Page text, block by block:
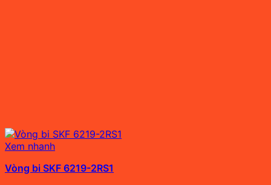
Xem nhanh
Vòng bi SKF 6219-2RS1